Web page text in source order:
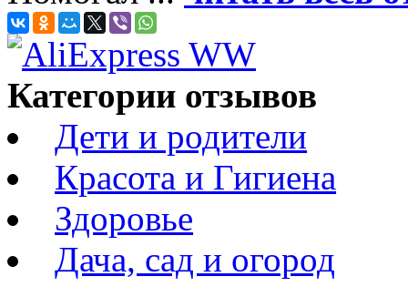
Категории отзывов
Дети и родители
Красота и Гигиена
Здоровье
Дача, сад и огород